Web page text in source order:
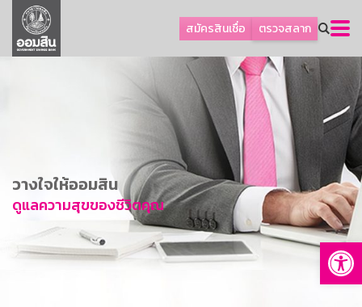
สมัครสินเชื่อ ตรวจสลาก
ลูกค้าธุรกิจ
ลูกค้าผู้ประกอบรายย่อย
การพัฒนาที่ยั่งยืน
ข่าวสาร
บริการทางการเงิน
อื่นๆ
วางใจให้ออมสิน
ดูแลความสุขของชีวิตคุณ